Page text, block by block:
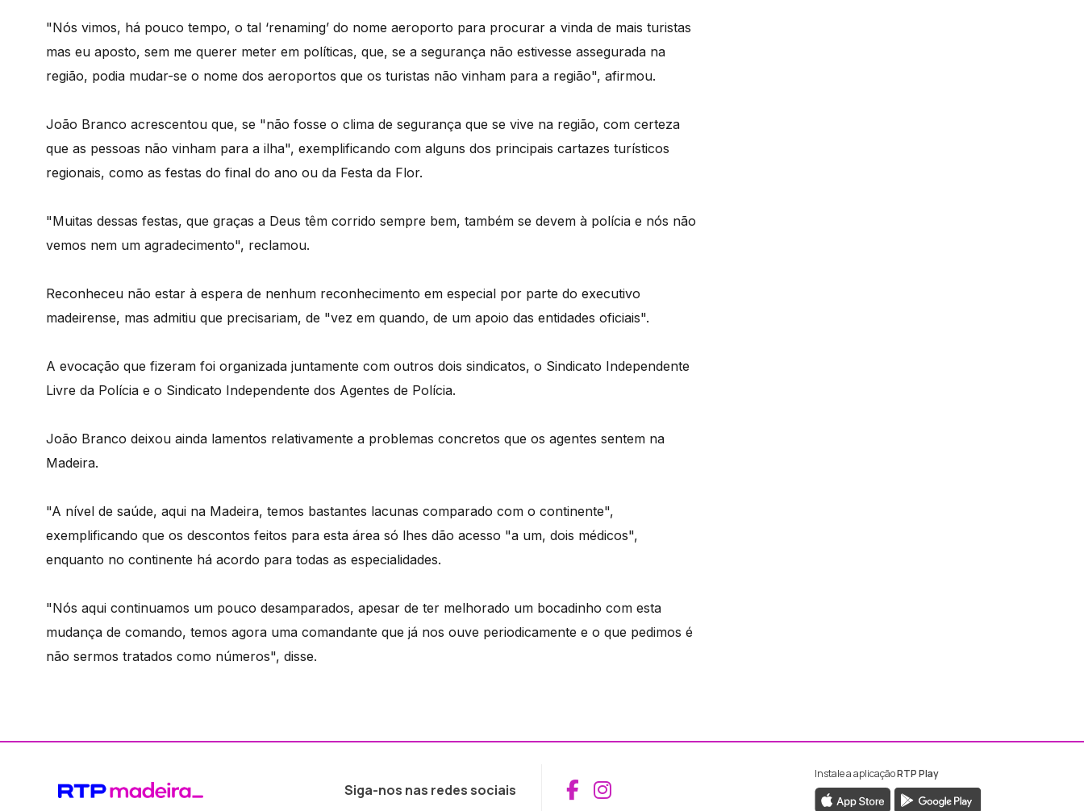
"Nós vimos, há pouco tempo, o tal ‘renaming’ do nome aeroporto para procurar a vinda de mais turistas
mas eu aposto, sem me querer meter em políticas, que, se a segurança não estivesse assegurada na
região, podia mudar-se o nome dos aeroportos que os turistas não vinham para a região", afirmou.
João Branco acrescentou que, se "não fosse o clima de segurança que se vive na região, com certeza
que as pessoas não vinham para a ilha", exemplificando com alguns dos principais cartazes turísticos
regionais, como as festas do final do ano ou da Festa da Flor.
"Muitas dessas festas, que graças a Deus têm corrido sempre bem, também se devem à polícia e nós não
vemos nem um agradecimento", reclamou.
Reconheceu não estar à espera de nenhum reconhecimento em especial por parte do executivo
madeirense, mas admitiu que precisariam, de "vez em quando, de um apoio das entidades oficiais".
A evocação que fizeram foi organizada juntamente com outros dois sindicatos, o Sindicato Independente
Livre da Polícia e o Sindicato Independente dos Agentes de Polícia.
João Branco deixou ainda lamentos relativamente a problemas concretos que os agentes sentem na
Madeira.
"A nível de saúde, aqui na Madeira, temos bastantes lacunas comparado com o continente",
exemplificando que os descontos feitos para esta área só lhes dão acesso "a um, dois médicos",
enquanto no continente há acordo para todas as especialidades.
"Nós aqui continuamos um pouco desamparados, apesar de ter melhorado um bocadinho com esta
mudança de comando, temos agora uma comandante que já nos ouve periodicamente e o que pedimos é
não sermos tratados como números", disse.
Siga-nos nas redes sociais Aceder ao Facebook da RTP Madeira
Aceder ao Instagram da RTP Madeira
Instale a aplicaçãoRTP Play